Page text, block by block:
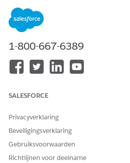
BENODIGDE
Versies van
uitkeringsaanvragen
vergelijken:
1-800-667-6389
SALESFORCE
Privacyverklaring
Beveiligingsverklaring
Gebruiksvoorwaarden
Richtlijnen voor deelname